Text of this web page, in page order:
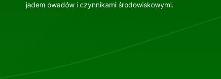
jadem owadów i czynnikami środowiskowymi.